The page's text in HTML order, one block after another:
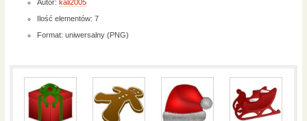
Autor: kali2005
Ilość elementów: 7
Format: uniwersalny (PNG)